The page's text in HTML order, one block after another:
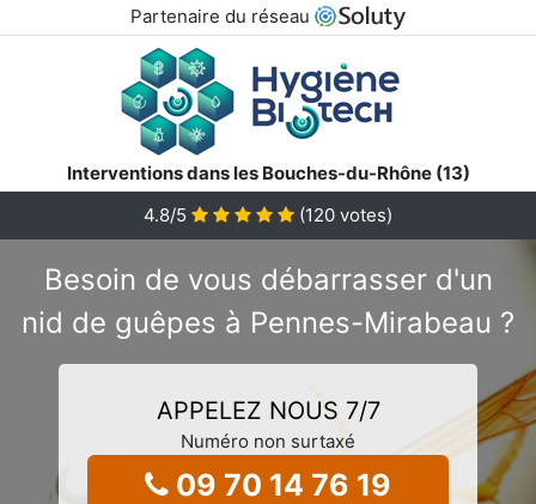
Partenaire du réseau
Interventions dans les Bouches-du-Rhône (13)
4.8/5 (120 votes)
Besoin de vous débarrasser d'un
nid de guêpes à Pennes-Mirabeau ?
APPELEZ NOUS 7/7
Numéro non surtaxé
09 70 14 76 19